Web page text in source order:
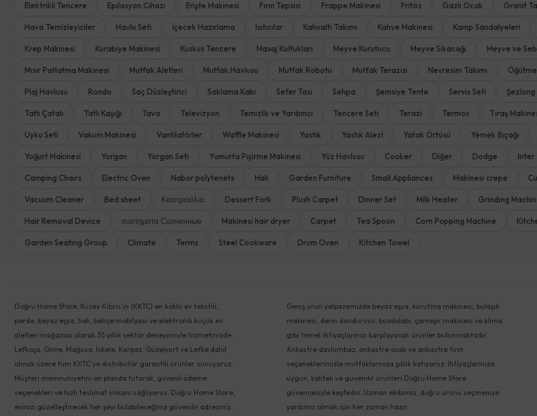
Elektrikli Tencere Epilasyon Cihazı Erişte Makinesi Fırın Tepsisi Frappe Makinesi Fritöz Gazlı Ocak Granit
Hava Temizleyiciler Havlu Seti İçecek Hazırlama Isıtıcılar Kahvaltı Takımı Kahve Makinesi Kamp Sandalyeleri
Krep Makinesi Kurabiye Makinesi Kuskus Tencere Masaj Koltukları Meyve Kurutucu Meyve Sıkacağı Meyve ve
Mısır Patlatma Makinesi Mutfak Aletleri Mutfak Havlusu Mutfak Robotu Mutfak Terazisi Nevresim Takımı
Plaj Havlusu Rondo Saç Düzleştirici Saklama Kabı Sefer Tası Sehpa Şemsiye Tente Servis Seti Şezlong
Tatlı Çatalı Tatlı Kaşığı Tava Televizyon Temizlik ve Yardımcı Tencere Seti Terazi Termos Tıraş
Uyku Seti Vakum Makinesi Vantilatörler Waffle Makinesi Yastık Yastık Alezİ Yatak Örtüsü Yemek Bıçağı
Yoğurt Makinesi Yorgan Yorgan Seti Yumurta Pişirme Makinesi Yüz Havlusu Cooker Diğer Dodge Inter
Camping Chairs Electric Oven Nabor polytenets Halı Garden Furniture Small Appliances Makinesi crepe
Vacuum Cleaner Bed sheet Καστριούλια Dessert Fork Plush Carpet Dinner Set Milk Heater Grinding
Hair Removal Device συστήματα Солнечные Makinesi hair dryer Carpet Tea Spoon Corn Popping Machine
Garden Seating Group Climate Terms Steel Cookware Drum Oven Kitchen Towel
Doğru Home Store, Kuzey Kıbrıs'ın (KKTC) en köklü ev tekstili,
perde, beyaz eşya, halı, bahçe mobilyası ve elektronik küçük ev
aletleri mağazası olarak 35 yıllık sektör deneyimiyle hizmetinizde.
Lefkoşa, Girne, Mağusa, İskele, Karpaz, Güzelyurt ve Lefke dahil
olmak üzere tüm KKTC'ye distribütör garantili ürünler sunuyoruz.
Müşteri memnuniyetini ön planda tutarak, güvenli ödeme
seçenekleri ve hızlı teslimat imkanı sağlıyoruz. Doğru Home Store,
evinizi güzelleştirecek her şeyi bulabileceğiniz güvenilir adresiniz.
Geniş ürün yelpazemizde beyaz eşya, kurutma makinesi, bulaşık
makinesi, derin dondurucu, buzdolabı, çamaşır makinesi ve klima
gibi temel ihtiyaçlarınızı karşılayacak ürünler bulunmaktadır.
Ankastre davlumbaz, ankastre ocak ve ankastre fırın
seçeneklerimizle mutfaklarınıza şıklık katıyoruz. İhtiyaçlarınıza
uygun, kaliteli ve güvenilir ürünleri Doğru Home Store
güvencesiyle keşfedin. Uzman ekibimiz, doğru ürünü seçmenize
yardımcı olmak için her zaman hazır.